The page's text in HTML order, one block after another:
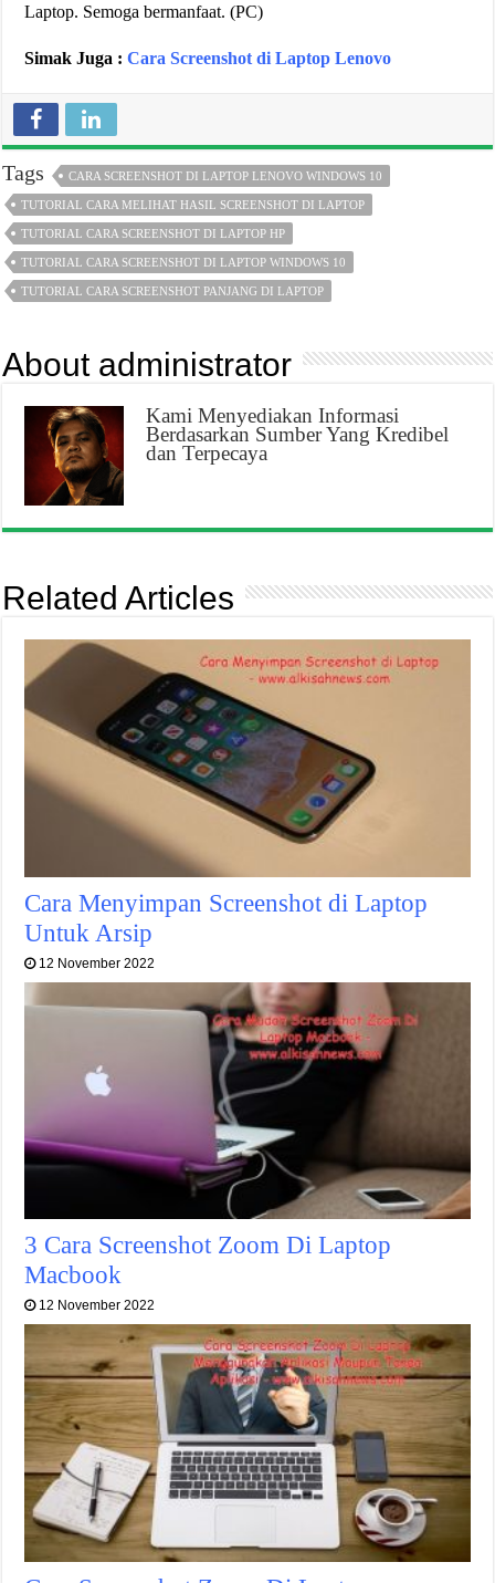
Laptop. Semoga bermanfaat. (PC)
Simak Juga :Cara Screenshot di Laptop Lenovo
Tags CARA SCREENSHOT DI LAPTOP LENOVO WINDOWS 10
TUTORIAL CARA MELIHAT HASIL SCREENSHOT DI LAPTOP
TUTORIAL CARA SCREENSHOT DI LAPTOP HP
TUTORIAL CARA SCREENSHOT DI LAPTOP WINDOWS 10
TUTORIAL CARA SCREENSHOT PANJANG DI LAPTOP
About administrator
Kami Menyediakan Informasi
Berdasarkan Sumber Yang Kredibel
dan Terpecaya
Related Articles
Cara Menyimpan Screenshot di Laptop
Untuk Arsip
12 November 2022
3 Cara Screenshot Zoom Di Laptop
Macbook
12 November 2022